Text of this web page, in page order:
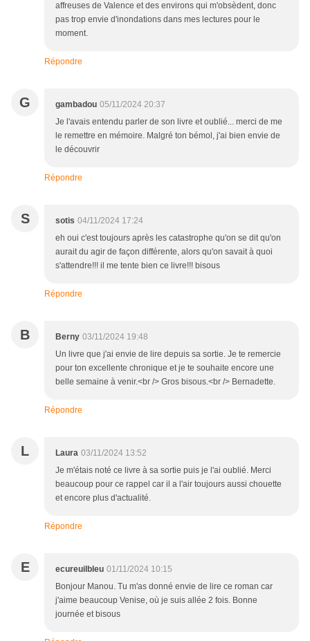
affreuses de Valence et des environs qui m'obsèdent, donc
pas trop envie d'inondations dans mes lectures pour le
moment.
Répondre
G gambadou 05/11/2024 20:37
Je l'avais entendu parler de son livre et oublié... merci de me
le remettre en mémoire. Malgré ton bémol, j'ai bien envie de
le découvrir
Répondre
S sotis 04/11/2024 17:24
eh oui c'est toujours après les catastrophe qu'on se dit qu'on
aurait du agir de façon différente, alors qu'on savait à quoi
s'attendre!!! il me tente bien ce livre!!! bisous
Répondre
B Berny 03/11/2024 19:48
Un livre que j'ai envie de lire depuis sa sortie. Je te remercie
pour ton excellente chronique et je te souhaite encore une
belle semaine à venir.<br /> Gros bisous.<br /> Bernadette.
Répondre
L Laura 03/11/2024 13:52
Je m'étais noté ce livre à sa sortie puis je l'ai oublié. Merci
beaucoup pour ce rappel car il a l'air toujours aussi chouette
et encore plus d'actualité.
Répondre
E ecureuilbleu 01/11/2024 10:15
Bonjour Manou. Tu m'as donné envie de lire ce roman car
j'aime beaucoup Venise, où je suis allée 2 fois. Bonne
journée et bisous